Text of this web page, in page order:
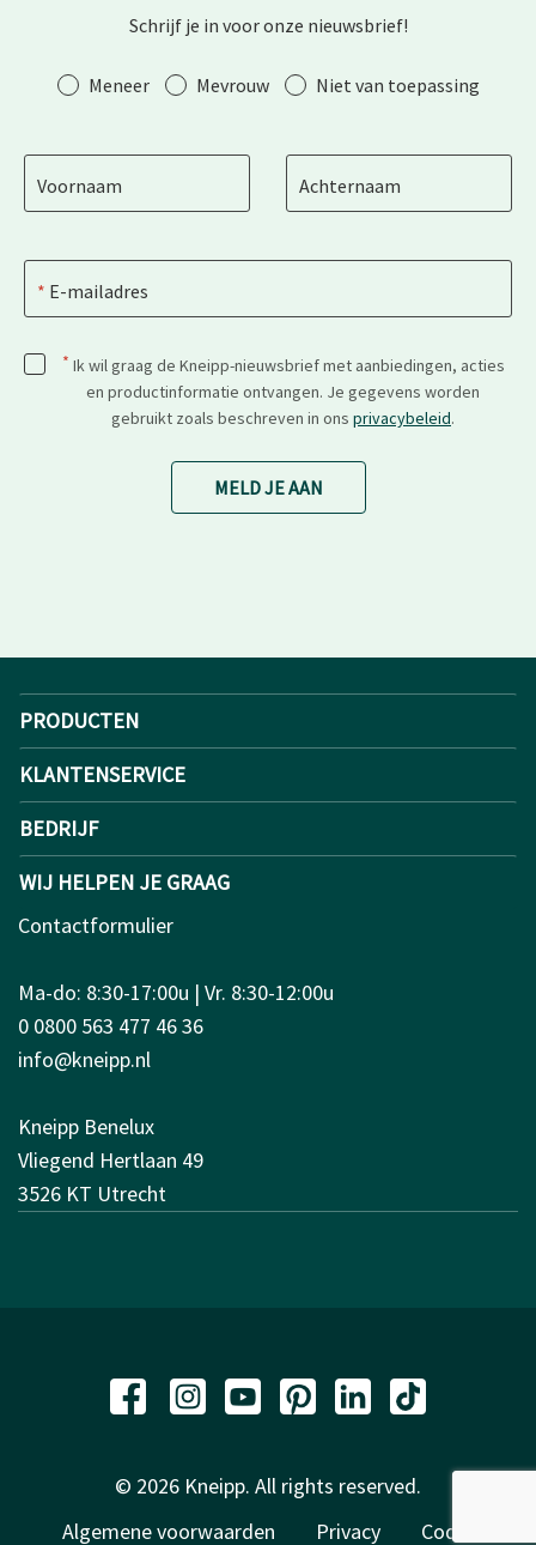
Schrijf je in voor onze nieuwsbrief!
AanhefMeneer Mevrouw Niet van toepassing
Voornaam Achternaam
E-mailadres
* Ik wil graag de Kneipp-nieuwsbrief met aanbiedingen, acties
en productinformatie ontvangen. Je gegevens worden
gebruikt zoals beschreven in ons privacybeleid.
MELD JE AAN
PRODUCTEN
KLANTENSERVICE
BEDRIJF
WIJ HELPEN JE GRAAG
Contactformulier
Ma-do: 8:30-17:00u | Vr. 8:30-12:00u
0 0800 563 477 46 36
info@kneipp.nl
Kneipp Benelux
Vliegend Hertlaan 49
3526 KT Utrecht
© 2026 Kneipp. All rights reserved.
Algemene voorwaarden
Privacy Code of